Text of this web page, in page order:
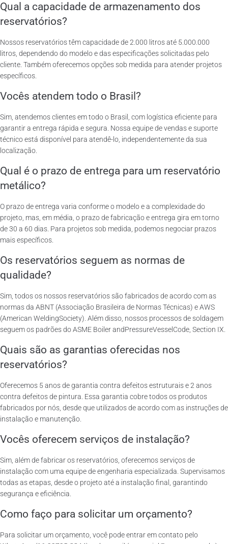
Qual a capacidade de armazenamento dos
reservatórios?
Nossos reservatórios têm capacidade de 2.000 litros até 5.000.000
litros, dependendo do modelo e das especificações solicitadas pelo
cliente. Também oferecemos opções sob medida para atender projetos
específicos.
Vocês atendem todo o Brasil?
Sim, atendemos clientes em todo o Brasil, com logística eficiente para
garantir a entrega rápida e segura. Nossa equipe de vendas e suporte
técnico está disponível para atendê-lo, independentemente da sua
localização.
Qual é o prazo de entrega para um reservatório
metálico?
O prazo de entrega varia conforme o modelo e a complexidade do
projeto, mas, em média, o prazo de fabricação e entrega gira em torno
de 30 a 60 dias. Para projetos sob medida, podemos negociar prazos
mais específicos.
Os reservatórios seguem as normas de
qualidade?
Sim, todos os nossos reservatórios são fabricados de acordo com as
normas da ABNT (Associação Brasileira de Normas Técnicas) e AWS
(American WeldingSociety). Além disso, nossos processos de soldagem
seguem os padrões do ASME Boiler andPressureVesselCode, Section IX.
Quais são as garantias oferecidas nos
reservatórios?
Oferecemos 5 anos de garantia contra defeitos estruturais e 2 anos
contra defeitos de pintura. Essa garantia cobre todos os produtos
fabricados por nós, desde que utilizados de acordo com as instruções de
instalação e manutenção.
Vocês oferecem serviços de instalação?
Sim, além de fabricar os reservatórios, oferecemos serviços de
instalação com uma equipe de engenharia especializada. Supervisamos
todas as etapas, desde o projeto até a instalação final, garantindo
segurança e eficiência.
Como faço para solicitar um orçamento?
Para solicitar um orçamento, você pode entrar em contato pelo